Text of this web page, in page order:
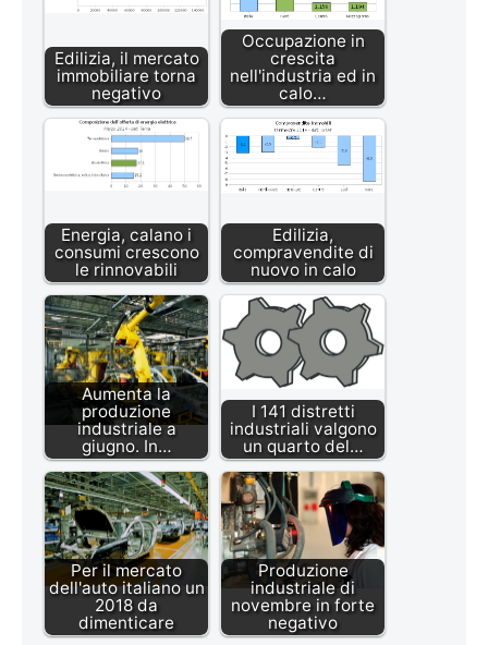
Edilizia, il mercato
immobiliare torna
negativo
Occupazione in
crescita
nell'industria ed in
calo…
Energia, calano i
consumi crescono
le rinnovabili
Edilizia,
compravendite di
nuovo in calo
Aumenta la
produzione
industriale a
giugno. In…
I 141 distretti
industriali valgono
un quarto del…
Per il mercato
dell'auto italiano un
2018 da
dimenticare
Produzione
industriale di
novembre in forte
negativo